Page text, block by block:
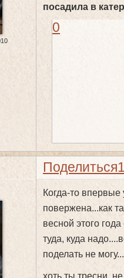
посадила в
0
Поделиться
Когда-то впервые
повержена...как
весной этого
туда, куда
поделать не
хоть ты тресни,